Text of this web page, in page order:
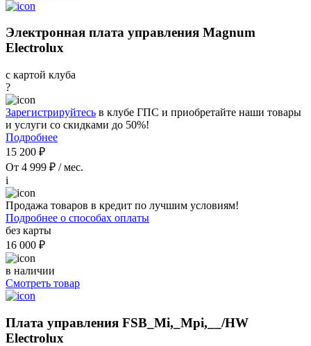
Электронная плата управления Magnum
Electrolux
с картой клуба
?
Зарегистрируйтесь в клубе ГПС и приобретайте наши товары
и услуги со скидками до 50%!
Подробнее
15 200 ₽
От 4 999 ₽ / мес.
i
Продажа товаров в кредит по лучшим условиям!
Подробнее о способах оплаты
без карты
16 000 ₽
в наличии
Смотреть товар
Плата управления FSB_Mi,_Mpi,__/HW
Electrolux